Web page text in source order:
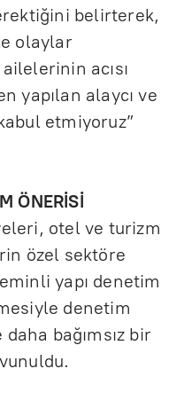
belirterek,
olaylar
acısı
yapılan alaycı ve
etmiyoruz”
ÖNERİSİ
otel ve turizm
özel sektöre
yapı denetim
denetim
bağımsız bir